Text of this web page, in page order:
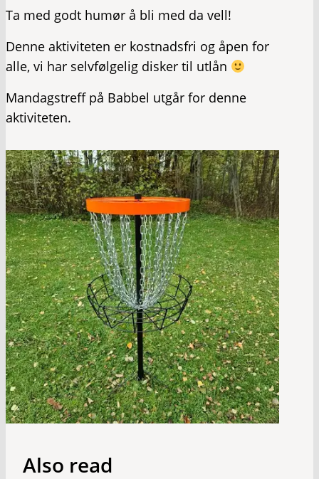
Ta med godt humør å bli med da vell!
Denne aktiviteten er kostnadsfri og åpen for
alle, vi har selvfølgelig disker til utlån
Mandagstreff på Babbel utgår for denne
aktiviteten.
Also read